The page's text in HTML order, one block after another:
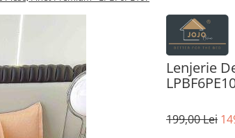
Lenjerie
199,00 Lei